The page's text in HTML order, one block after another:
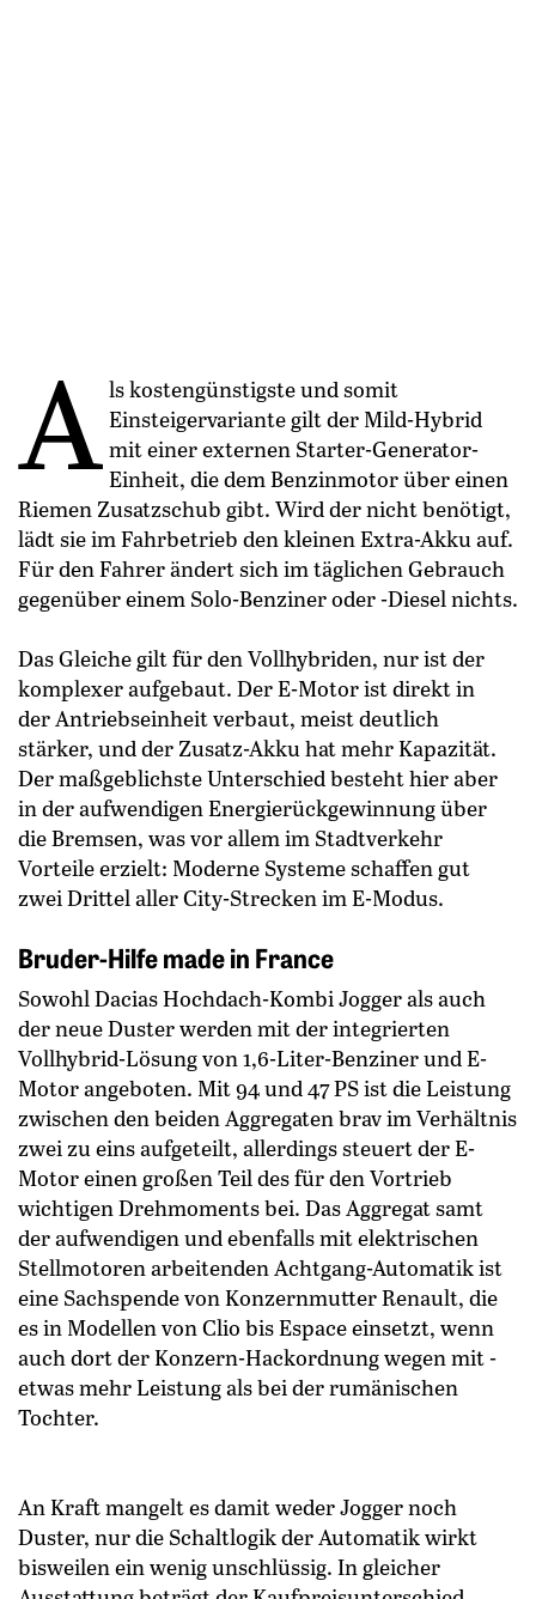
A ls kostengünstigste und somit
Einsteigervariante gilt der Mild-Hybrid
mit einer externen Starter-Generator-
Einheit, die dem Benzinmotor über einen
Riemen Zusatzschub gibt. Wird der nicht benötigt,
lädt sie im Fahrbetrieb den kleinen Extra-Akku auf.
Für den Fahrer ändert sich im täglichen Gebrauch
gegenüber einem Solo-Benziner oder -Diesel nichts.
Das Gleiche gilt für den Vollhybriden, nur ist der
komplexer aufgebaut. Der E-Motor ist direkt in
der ­Antriebseinheit verbaut, meist deutlich
stärker, und der Zusatz-Akku hat mehr Kapazität.
Der maßgeblichste Unterschied besteht hier aber
in der aufwendigen Energierückgewinnung über
die Bremsen, was vor allem im Stadtverkehr
Vorteile erzielt: Moderne ­Systeme schaffen gut
zwei Drittel aller City-Strecken im E-Modus.
Bruder-Hilfe made in France
Sowohl Dacias Hochdach-Kombi Jogger als auch
der neue Duster werden mit der integrierten
Vollhybrid-Lösung von 1,6-Liter-Benziner und E-
Motor angeboten. Mit 94 und 47 PS ist die Leistung
zwischen den beiden Aggregaten brav im Verhältnis
zwei zu eins aufgeteilt, allerdings steuert der E-
Motor einen großen Teil des für den Vortrieb
wichtigen Drehmoments bei. Das Aggregat samt
der aufwendigen und ebenfalls mit elektrischen
Stellmotoren arbeitenden Achtgang-Automatik ist
eine Sachspende von Konzernmutter Renault, die
es in Modellen von Clio bis Espace einsetzt, wenn
auch dort der Konzern-Hackordnung wegen mit ­
etwas mehr Leistung als bei der rumänischen
Tochter.
An Kraft mangelt es ­damit weder Jogger noch
Duster, nur die Schaltlogik der Automatik wirkt
bisweilen ein wenig unschlüssig. In gleicher